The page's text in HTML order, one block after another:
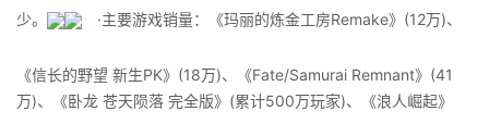
少。 ·主要游戏销量：《玛丽的炼金工房Remake》(12万)、
《信长的野望 新生PK》(18万)、《Fate/Samurai Remnant》(41
万)、《卧龙 苍天陨落 完全版》(累计500万玩家)、《浪人崛起》